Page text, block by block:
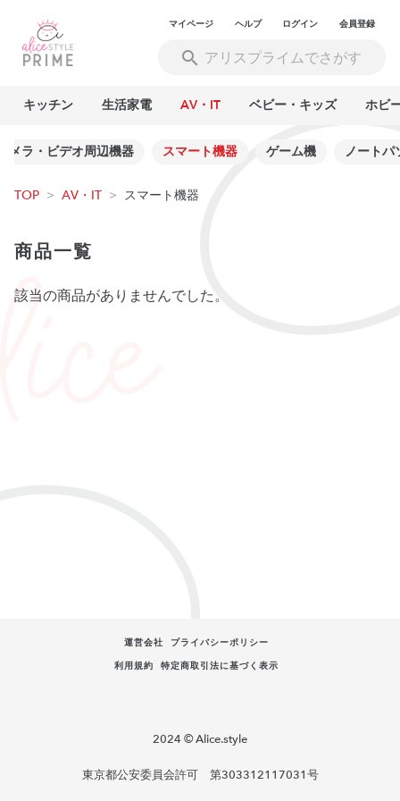
マイページ ヘルプ ログイン 会員登録
キッチン 生活家電 AV・IT ベビー・キッズ ホビ
メラ・ビデオ周辺機器 スマート機器 ゲーム機 ノートパ
TOP > AV・IT > スマート機器
商品一覧
該当の商品がありませんでした。
運営会社
プライバシーポリシー
利用規約
特定商取引法に基づく表示
2024 © Alice.style
東京都公安委員会許可 第303312117031号